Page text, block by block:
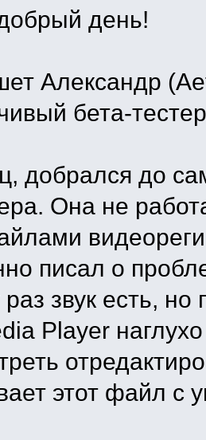
день!
Александр
бета-
добрался до
Она не
писал о
раз звук есть,
Player
этот файл с